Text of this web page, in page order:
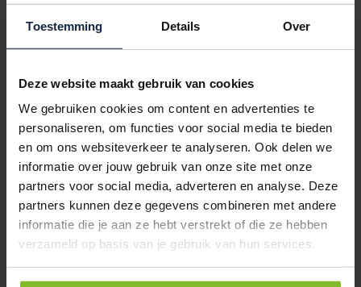
Toestemming Details Over
Deze website maakt gebruik van cookies
We gebruiken cookies om content en advertenties te
personaliseren, om functies voor social media te bieden
en om ons websiteverkeer te analyseren. Ook delen we
informatie over jouw gebruik van onze site met onze
partners voor social media, adverteren en analyse. Deze
partners kunnen deze gegevens combineren met andere
informatie die je aan ze hebt verstrekt of die ze hebben
verzameld op basis van je gebruik van hun services.
€103,50
€98,33
5010025 €0,00
PLASTIC ZAKKEN 40-60CM LDPE DIKTE 0.05
< 5000
5000
10000
€139,30
€131,34 €127,36
5010030 €0,00
PLASTIC ZAKKEN 50-70CM LDPE DIKTE 0.05
< 5000
5000
10000
€259,56
€245,53 €231,50